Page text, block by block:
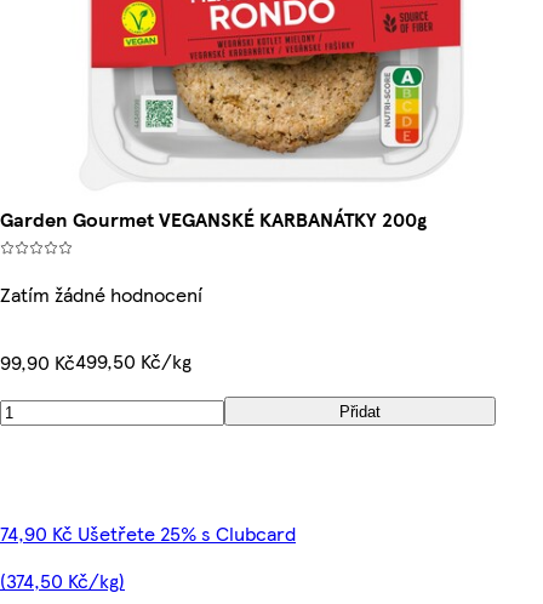
Garden Gourmet VEGANSKÉ KARBANÁTKY 200g
Zatím žádné hodnocení
99,90 Kč499,50 Kč/kg
Přidat
74,90 Kč Ušetřete 25% s Clubcard
(374,50 Kč/kg)